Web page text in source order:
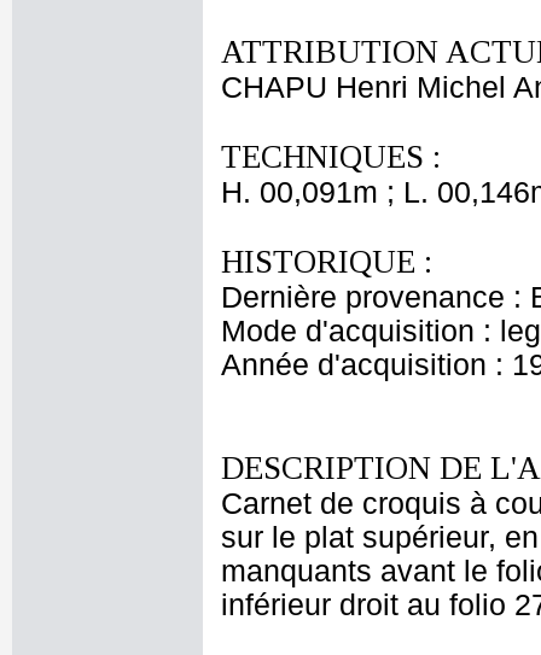
ATTRIBUTION
CHAPU Henri Michel
TECHNIQUES :
H. 00,091m ; L.
HISTORIQUE :
Dernière provenance :
Mode d'acquisition :
Année d'acquisition :
DESCRIPTION DE
Carnet de croquis à
sur le plat supérieur,
manquants avant le
inférieur droit au folio